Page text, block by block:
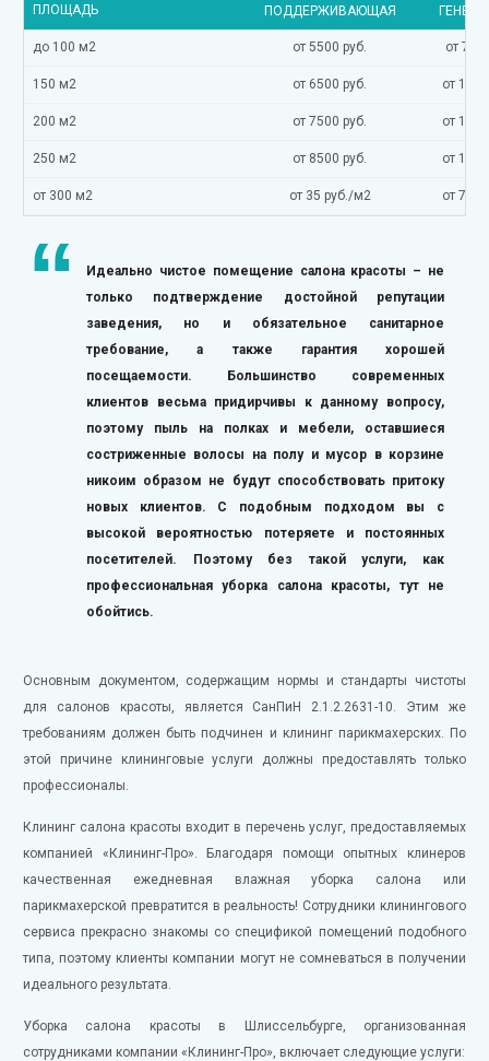
ПЛОЩАДЬ ПОДДЕРЖИВАЮЩАЯ
до 100 м2 от 5500 руб. от
150 м2 от 6500 руб. от
200 м2 от 7500 руб. от
250 м2 от 8500 руб. от
от 300 м2 от 35 руб./м2 от 70
Идеально чистое помещение салона красоты – не
только подтверждение достойной репутации
заведения, но и обязательное санитарное
требование, а также гарантия хорошей
посещаемости. Большинство современных
клиентов весьма придирчивы к данному вопросу,
поэтому пыль на полках и мебели, оставшиеся
состриженные волосы на полу и мусор в корзине
никоим образом не будут способствовать притоку
новых клиентов. С подобным подходом вы с
высокой вероятностью потеряете и постоянных
посетителей. Поэтому без такой услуги, как
профессиональная уборка салона красоты, тут не
обойтись.
Основным документом, содержащим нормы и стандарты чистоты
для салонов красоты, является СанПиН 2.1.2.2631-10. Этим же
требованиям должен быть подчинен и клининг парикмахерских. По
этой причине клининговые услуги должны предоставлять только
профессионалы.
Клининг салона красоты входит в перечень услуг, предоставляемых
компанией «Клининг-Про». Благодаря помощи опытных клинеров
качественная ежедневная влажная уборка салона или
парикмахерской превратится в реальность! Сотрудники клинингового
сервиса прекрасно знакомы со спецификой помещений подобного
типа, поэтому клиенты компании могут не сомневаться в получении
идеального результата.
Уборка салона красоты в Шлиссельбурге, организованная
сотрудниками компании «Клининг-Про», включает следующие услуги: